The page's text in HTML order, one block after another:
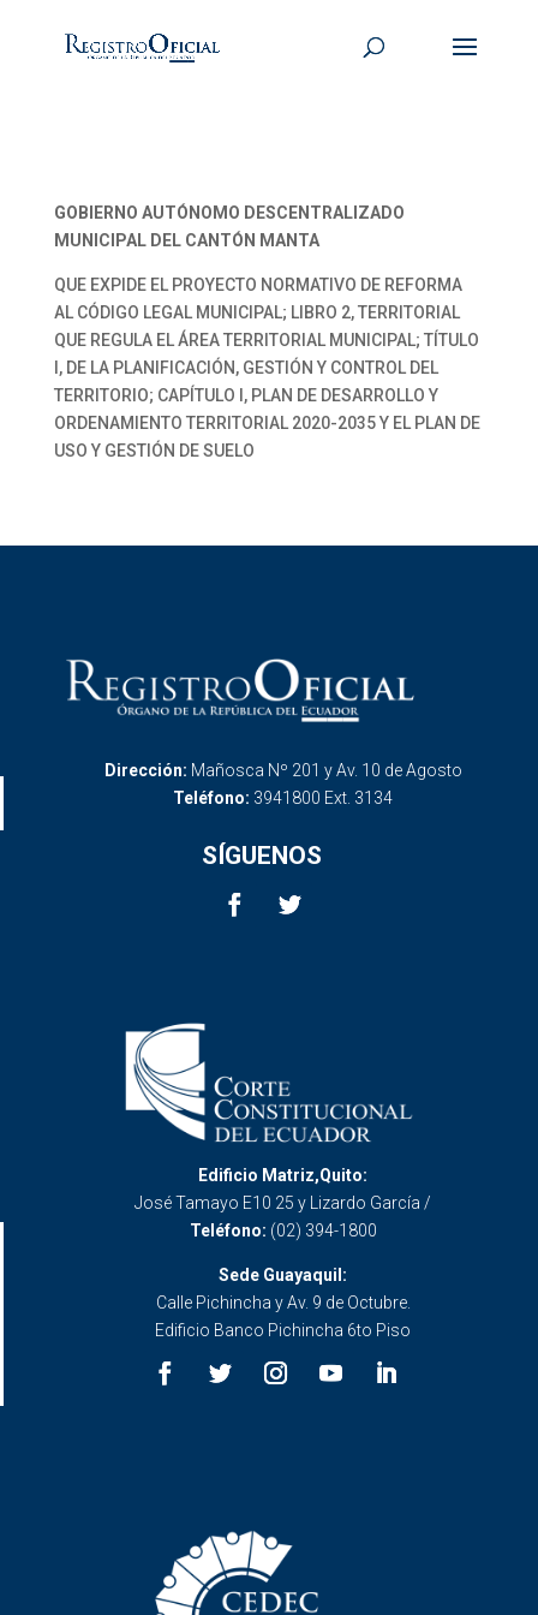
GOBIERNO AUTÓNOMO DESCENTRALIZADO
MUNICIPAL DEL CANTÓN MANTA
QUE EXPIDE EL PROYECTO NORMATIVO DE REFORMA
AL CÓDIGO LEGAL MUNICIPAL; LIBRO 2, TERRITORIAL
QUE REGULA EL ÁREA TERRITORIAL MUNICIPAL; TÍTULO
I, DE LA PLANIFICACIÓN, GESTIÓN Y CONTROL DEL
TERRITORIO; CAPÍTULO I, PLAN DE DESARROLLO Y
ORDENAMIENTO TERRITORIAL 2020-2035 Y EL PLAN DE
USO Y GESTIÓN DE SUELO
Dirección: Mañosca Nº 201 y Av. 10 de Agosto
Teléfono: 3941800 Ext. 3134
SÍGUENOS
Edificio Matriz,Quito:
José Tamayo E10 25 y Lizardo García /
Teléfono: (02) 394-1800
Sede Guayaquil:
Calle Pichincha y Av. 9 de Octubre.
Edificio Banco Pichincha 6to Piso